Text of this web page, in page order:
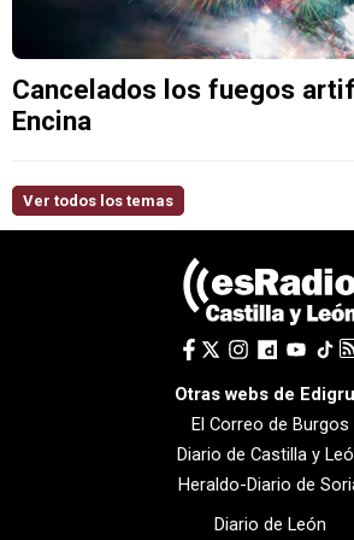
Cancelados los fuegos
Encina
Ver todos los temas
Otras webs de
El Correo de Burgos
Diario de Castilla y
Heraldo-Diario de
Diario de León